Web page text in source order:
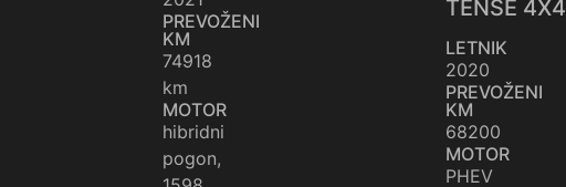
PREVOŽENI
KM
74918
km
MOTOR
hibridni
pogon,
TENSE 4X4
LETNIK
2020
PREVOŽENI
KM
68200
MOTOR
PHEV